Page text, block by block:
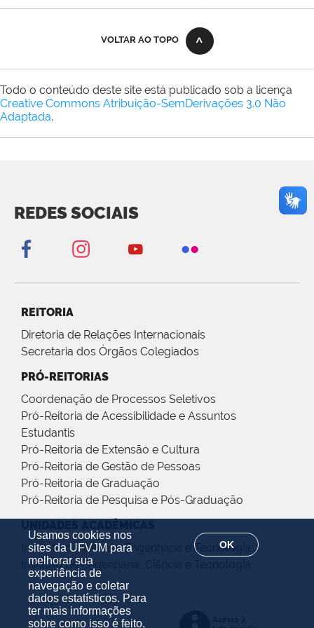
Usamos cookies nos
sites da UFVJM para
melhorar sua
experiência de
navegação e coletar
dados estatísticos. Para
ter mais informações
sobre como isso é feito,
OK
VOLTAR AO TOPO
Todo o conteúdo deste site está publicado sob a licença
Creative Commons Atribuição-SemDerivações 3.0 Não
Adaptada.
REDES SOCIAIS
REITORIA
Diretoria de Relações Internacionais
Secretaria dos Órgãos Colegiados
PRÓ-REITORIAS
Coordenação de Processos Seletivos
Pró-Reitoria de Acessibilidade e Assuntos
Estudantis
Pró-Reitoria de Extensão e Cultura
Pró-Reitoria de Gestão de Pessoas
Pró-Reitoria de Graduação
Pró-Reitoria de Pesquisa e Pós-Graduação
Instituto de Ciência, Engenharia e Tecnologia
Instituto de Engenharia, Ciência e Tecnologia